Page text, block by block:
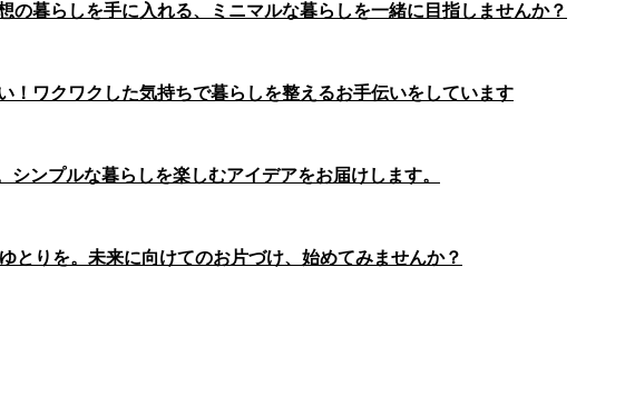
の暮らしを手に入れる、ミニマルな暮らしを一緒に目指しませんか？
！ワクワクした気持ちで暮らしを整えるお手伝いをしています
ンプルな暮らしを楽しむアイデアをお届けします。
とりを。未来に向けてのお片づけ、始めてみませんか？